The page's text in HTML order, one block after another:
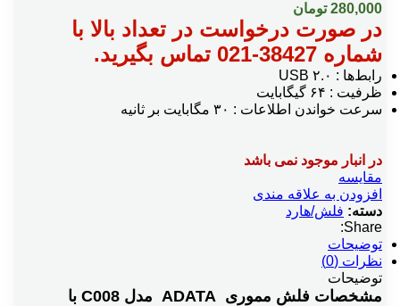
280,000 تومان
در صورت درخواست در تعداد بالا با
شماره 38427-021 تماس بگیرید.
رابط‌ها : USB ۲.۰
ظرفیت : ۶۴ گیگابایت
سرعت خواندن اطلاعات : ۳۰ مگابایت بر ثانیه
در انبار موجود نمی باشد
مقایسه
افزودن به علاقه مندی
دسته: فلش/هارد
Share:
توضیحات
نظرات (0)
توضیحات
مشخصات فلش مموری ADATA مدل C008 با